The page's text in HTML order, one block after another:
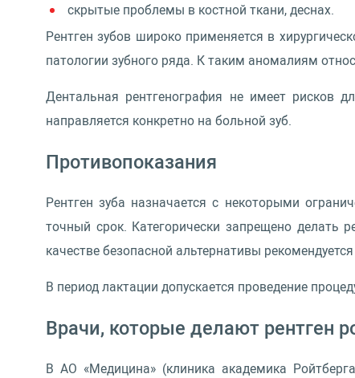
скрытые проблемы в костной ткани, деснах.
Рентген зубов широко применяется в
патологии зубного ряда. К таким аномалиям
Дентальная рентгенография не имеет рисков
направляется конкретно на больной зуб.
Противопоказания
Рентген зуба назначается с некоторыми
точный срок. Категорически запрещено делать
качестве безопасной альтернативы
В период лактации допускается проведение
Врачи, которые делают рентген
В АО «Медицина» (клиника академика